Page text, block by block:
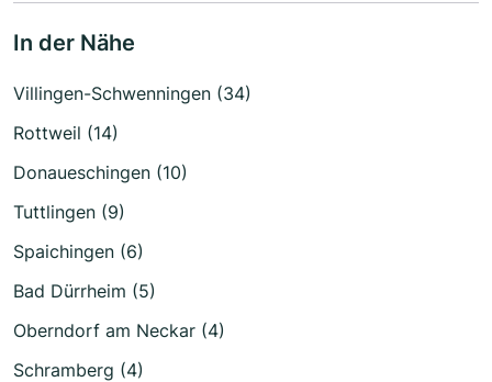
In der Nähe
Villingen-Schwenningen (34)
Rottweil (14)
Donaueschingen (10)
Tuttlingen (9)
Spaichingen (6)
Bad Dürrheim (5)
Oberndorf am Neckar (4)
Schramberg (4)